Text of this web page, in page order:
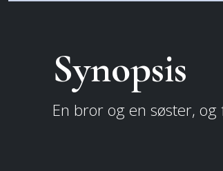
Synopsis
En bror og en søster,